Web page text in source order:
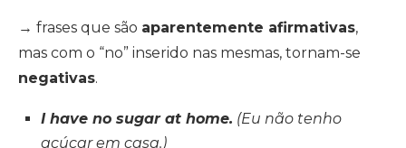
→ frases que são aparentemente afirmativas,
mas com o “no” inserido nas mesmas, tornam-se
negativas.
I have no sugar at home. (Eu não tenho
açúcar em casa.)